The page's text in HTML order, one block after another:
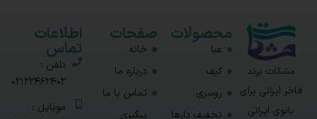
مشکات برند
فاخر ایرانی برای
بانوی ایرانی
محصولات
عبا
کیف
روسری
تخفیف دارها
صفحات
خانه
درباره ما
تماس با ما
پیگیری
اطلاعات
تماس
تلفن :
02122462402
موبایل :